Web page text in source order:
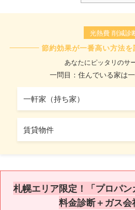
光熱費 削減診
節約効果が一番高い方法を
あなたにピッタリのサ
一問目：住んでいる家は
一軒家（持ち家）
賃貸物件
札幌エリア限定！「プロパ
料金診断＋ガス会